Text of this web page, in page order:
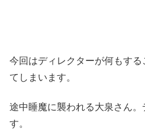
今回はディレクターが何もす
てしまいます。
途中睡魔に襲われる大泉さん。
す。